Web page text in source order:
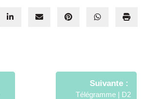
Suivante
Télégramme | D2